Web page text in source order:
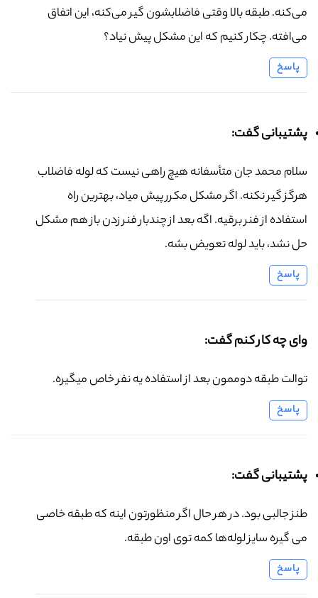
می‌کنه. طبقه بالا وقتی فاضلابشون گیر می‌کنه، این اتفاق
می‌افته. چکار کنیم که این مشکل پیش نیاد؟
پاسخ
پشتیبانی گفت:
سلام محمد جان متأسفانه هیچ راهی نیست که لوله فاضلاب
هرگز گیر نکنه. اگر مشکل مکرر پیش میاد، بهترین راه
استفاده از فنر برقیه. اگه بعد از چندبار فنر زدن باز هم مشکل
حل نشد، باید لوله تعویض بشه.
پاسخ
وای چه کار کنم گفت:
توالت طبقه دوممون بعد از استفاده یه نفر خاص میگیره.
پاسخ
پشتیبانی گفت:
طنز جالبی بود. در هر حال اگر منظورتون اینه که طبقه خاصی
می گیره سایز لوله‌ها کمه توی اون طبقه.
پاسخ